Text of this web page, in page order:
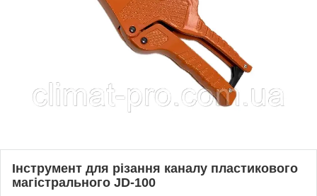
Інструмент для різання каналу пластикового
магістрального JD-100